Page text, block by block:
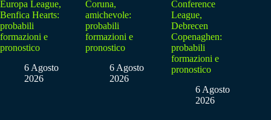
Europa League,
Benfica Hearts:
probabili
formazioni e
pronostico
6 Agosto
2026
Coruna,
amichevole:
probabili
formazioni e
pronostico
6 Agosto
2026
Conference
League,
Debrecen
Copenaghen:
probabili
formazioni e
pronostico
6 Agosto
2026